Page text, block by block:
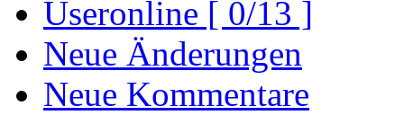
Useronline [ 0/13 ]
Neue Änderungen
Neue Kommentare